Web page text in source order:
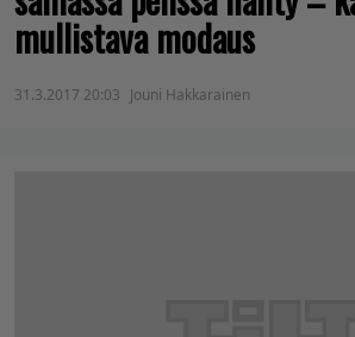
mullistava modaus
31.3.2017 20:03 Jouni Hakkarainen